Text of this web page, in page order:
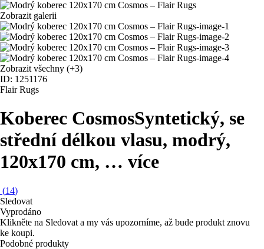
Zobrazit galerii
Zobrazit všechny (+3)
ID: 1251176
Flair Rugs
Koberec CosmosSyntetický, se
střední délkou vlasu, modrý,
120x170 cm, … více
(14)
Sledovat
Vyprodáno
Klikněte na Sledovat a my vás upozorníme, až bude produkt znovu
ke koupi.
Podobné produkty